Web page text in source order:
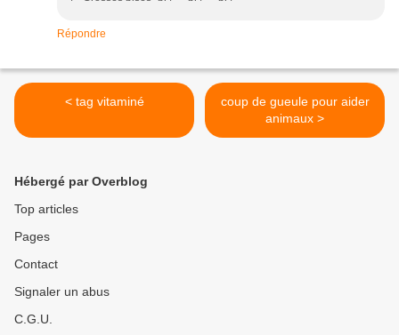
Répondre
< tag vitaminé
coup de gueule pour aider
animaux >
Hébergé par Overblog
Top articles
Pages
Contact
Signaler un abus
C.G.U.